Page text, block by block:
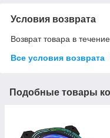
Условия возврата
Возврат товара в
Все условия возврата
Подобные товары